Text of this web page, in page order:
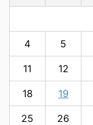
4 5
11 12
18 19
25 26